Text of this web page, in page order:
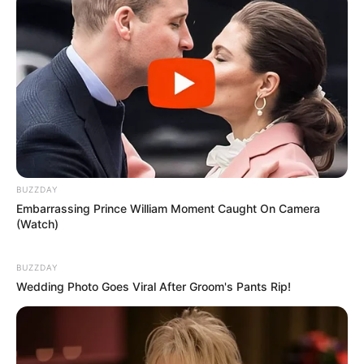
Les favoris : Des profils solides pour la
victoire
s’impose comme le favori logique. À 10
ans, ce spécialiste des longues distances affiche une
BUZZDAY
Embarrassing Prince William Moment Caught On Camera
(Watch)
BUZZDAY
Wedding Photo Goes Viral After Groom's Pants Rip!